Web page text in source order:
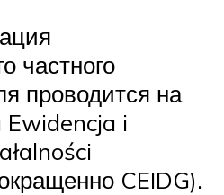
частного
проводится на
Ewidencja i
CEIDG).